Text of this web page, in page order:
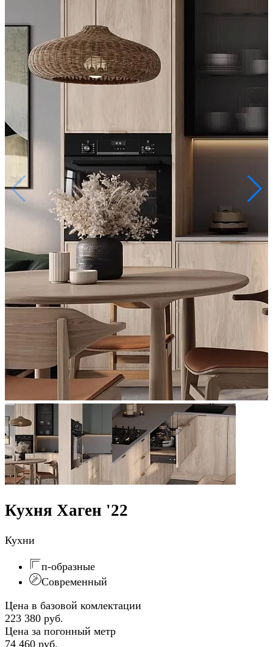
Кухня Хаген '22
Кухни
п-образные
Современный
Цена в базовой комлектации
223 380 руб.
Цена за погонный метр
74 460 руб.